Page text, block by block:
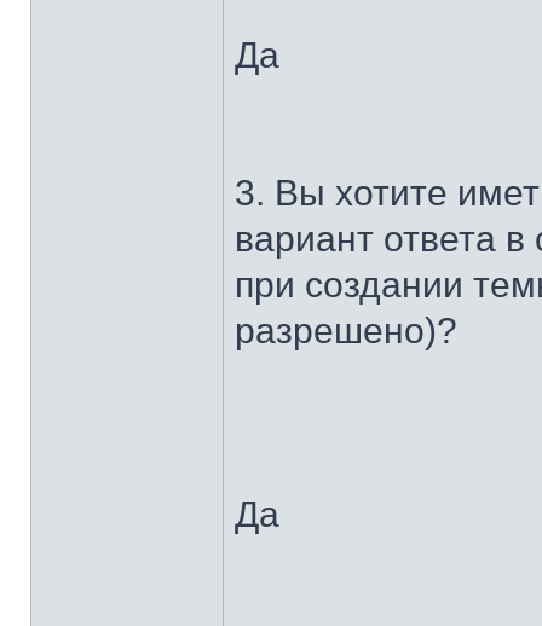
Да
3. Вы хотите
вариант ответа
при создании
разрешено)?
Да